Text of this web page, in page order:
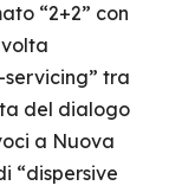
“2+2” con
servicing” tra
del dialogo
a Nuova
“dispersive